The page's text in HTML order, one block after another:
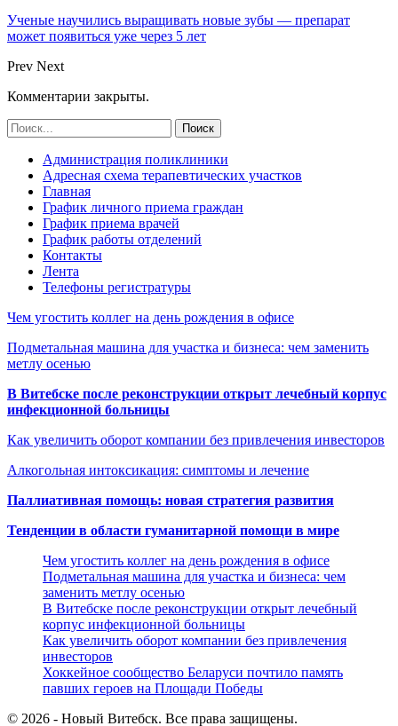
Ученые научились выращивать новые зубы — препарат
может появиться уже через 5 лет
Prev Next
Комментарии закрыты.
Администрация поликлиники
Адресная схема терапевтических участков
Главная
График личного приема граждан
График приема врачей
График работы отделений
Контакты
Лента
Телефоны регистратуры
Чем угостить коллег на день рождения в офисе
Подметальная машина для участка и бизнеса: чем заменить
метлу осенью
В Витебске после реконструкции открыт лечебный корпус
инфекционной больницы
Как увеличить оборот компании без привлечения инвесторов
Алкогольная интоксикация: симптомы и лечение
Паллиативная помощь: новая стратегия развития
Тенденции в области гуманитарной помощи в мире
Чем угостить коллег на день рождения в офисе
Подметальная машина для участка и бизнеса: чем
заменить метлу осенью
В Витебске после реконструкции открыт лечебный
корпус инфекционной больницы
Как увеличить оборот компании без привлечения
инвесторов
Хоккейное сообщество Беларуси почтило память
павших героев на Площади Победы
© 2026 - Новый Витебск. Все права защищены.